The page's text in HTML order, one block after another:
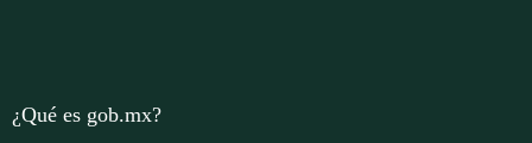
¿Qué es gob.mx?